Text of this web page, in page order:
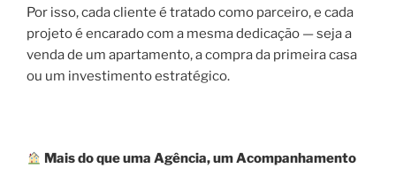
Por isso, cada cliente é tratado como parceiro, e cada
projeto é encarado com a mesma dedicação — seja a
venda de um apartamento, a compra da primeira casa
ou um investimento estratégico.
Mais do que uma Agência, um Acompanhamento